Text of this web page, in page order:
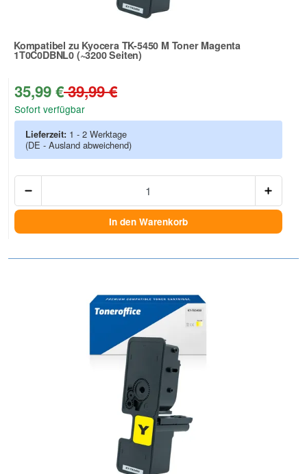
Kompatibel zu Kyocera TK-5450 M Toner Magenta
1T0C0DBNL0 (~3200 Seiten)
Zur Artikelbewertung
35,99 €39,99 €
Sofort verfügbar
Lieferzeit: 1 - 2 Werktage
(DE - Ausland abweichend)
In den Warenkorb